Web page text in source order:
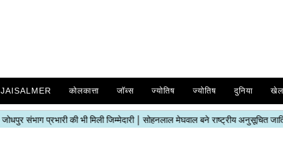
JAISALMER कोलकात्ता जॉब्स ज्योतिष ज्योतिष दुनिया खेल